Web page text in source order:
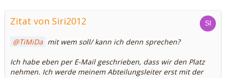
Zitat von Siri2012
TiMiDa mit wem soll/ kann ich denn sprechen?
Ich habe eben per E-Mail geschrieben, dass wir den Platz
nehmen. Ich werde meinem Abteilungsleiter erst mit der